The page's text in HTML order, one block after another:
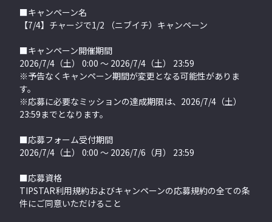
■キャンペーン名
【7/4】チャージで1/2 （ニブイチ）キャンペーン
■キャンペーン開催期間
2026/7/4（土） 0:00 〜 2026/7/4（土） 23:59
※予告なくキャンペーン期間が変更となる可能性がありま
す。
※応募に必要なミッションの達成期限は、2026/7/4（土）
23:59までとなります。
■応募フォーム受付期間
2026/7/4（土） 0:00 〜 2026/7/6（月） 23:59
■応募資格
TIPSTAR利用規約およびキャンペーンの応募規約の全ての条
件にご同意いただけること